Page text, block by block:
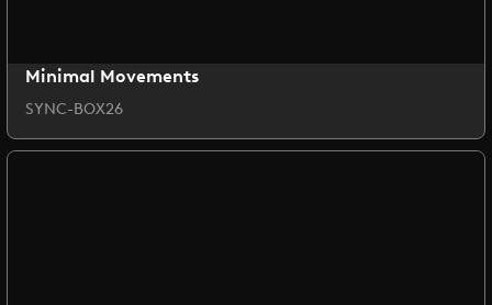
Minimal Movements
SYNC-BOX26